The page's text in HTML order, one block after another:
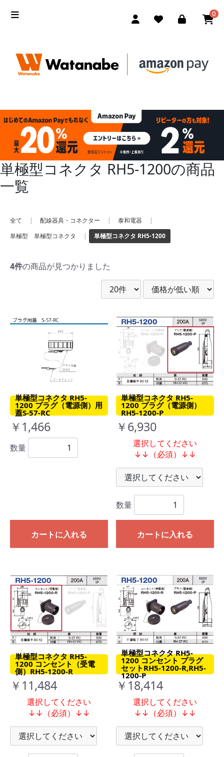
0
単極型コネクタ RH5-1200の商品
一覧
全て | 配線器具・コネクター | 泰和電器
|
単極型 単極型コネクタ
| 単極型コネクタ RH5-1200
4件の商品が見つかりました
単極型コネクタ RH5-
1200 プラグ（電源側）用
蓋S-57-RC
￥1,466
数量
カートに入れる
単極型コネクタ RH5-
1200 プラグ（電源側）
RH5-1200-P
￥6,930
選択してください
↓↓（必須）↓↓
数量
カートに入れる
単極型コネクタ RH5-
1200 コンセント（受電
側）RH5-1200-R
￥11,484
選択してください
↓↓（必須）↓↓
単極型コネクタ RH5-
1200 コンセント プラグ
セットRH5-1200-R,RH5-
1200-P
￥18,414
選択してください
↓↓（必須）↓↓